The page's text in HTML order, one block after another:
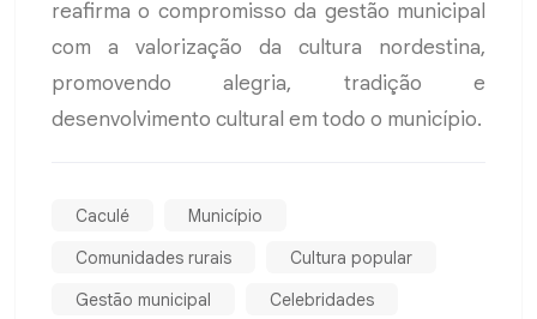
reafirma o compromisso da gestão municipal
com a valorização da cultura nordestina,
promovendo alegria, tradição e
desenvolvimento cultural em todo o município.
Caculé
Município
Comunidades rurais
Cultura popular
Gestão municipal
Celebridades